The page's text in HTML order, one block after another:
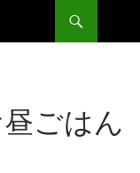
ごはん